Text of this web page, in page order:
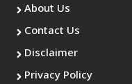
About Us
Contact Us
Disclaimer
Privacy Policy